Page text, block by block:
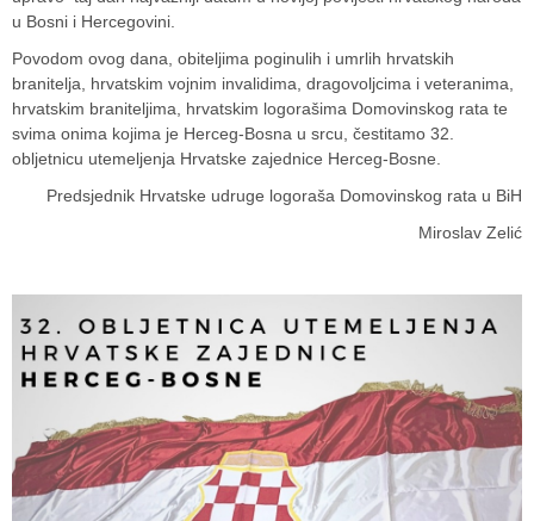
u Bosni i Hercegovini.
Povodom ovog dana, obiteljima poginulih i umrlih hrvatskih
branitelja, hrvatskim vojnim invalidima, dragovoljcima i veteranima,
hrvatskim braniteljima, hrvatskim logorašima Domovinskog rata te
svima onima kojima je Herceg-Bosna u srcu, čestitamo 32.
obljetnicu utemeljenja Hrvatske zajednice Herceg-Bosne.
Predsjednik Hrvatske udruge logoraša Domovinskog rata u BiH
Miroslav Zelić